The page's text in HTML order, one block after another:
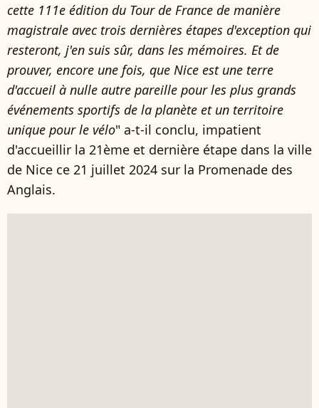
cette 111e édition du Tour de France de manière
magistrale avec trois dernières étapes d'exception qui
resteront, j'en suis sûr, dans les mémoires. Et de
prouver, encore une fois, que Nice est une terre
d'accueil à nulle autre pareille pour les plus grands
événements sportifs de la planète et un territoire
unique pour le vélo" a-t-il conclu, impatient
d'accueillir la 21ème et dernière étape dans la ville
de Nice ce 21 juillet 2024 sur la Promenade des
Anglais.